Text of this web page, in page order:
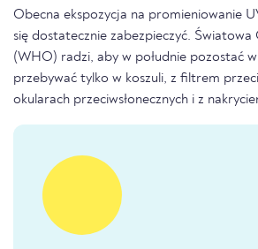
Obecna ekspozycja na promieniowanie
się dostatecznie zabezpieczyć.
(WHO) radzi, aby w południe pozostać w
przebywać tylko w koszuli, z filtrem
okularach przeciwsłonecznych i z